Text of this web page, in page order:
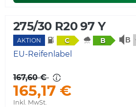
275/30 R20 97 Y
AKTION C B
EU-Reifenlabel
167,60 €
165,17 €
Inkl. MwSt.